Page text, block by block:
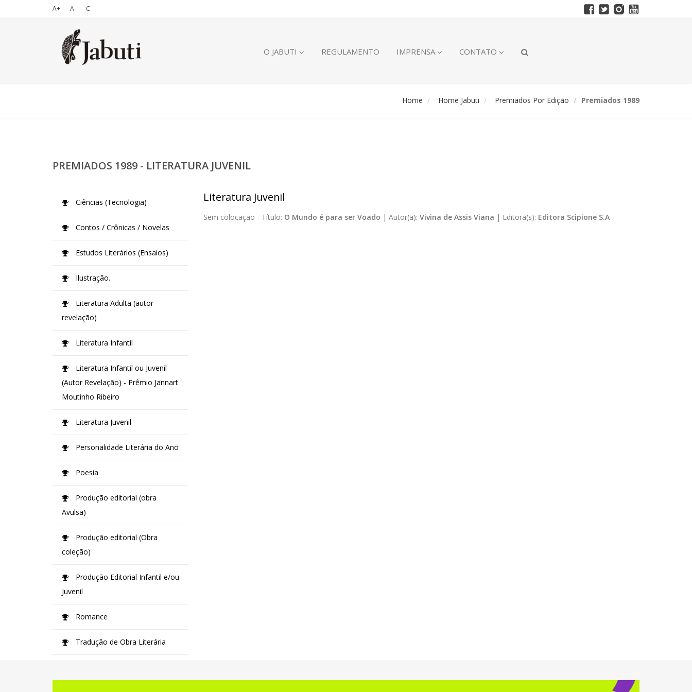
A+ A- C
O JABUTI REGULAMENTO IMPRENSA CONTATO
Home Home Jabuti Premiados Por Edição Premiados 1989
PREMIADOS 1989 - LITERATURA JUVENIL
Literatura Juvenil
Sem colocação - Título: O Mundo é para ser Voado | Autor(a): Vivina de Assis Viana | Editora(s): Editora Scipione S.A
Ciências (Tecnologia)
Contos / Crônicas / Novelas
Estudos Literários (Ensaios)
Ilustração.
Literatura Adulta (autor
revelação)
Literatura Infantil
Literatura Infantil ou Juvenil
(Autor Revelação) - Prêmio Jannart
Moutinho Ribeiro
Literatura Juvenil
Personalidade Literária do Ano
Poesia
Produção editorial (obra
Avulsa)
Produção editorial (Obra
coleção)
Produção Editorial Infantil e/ou
Juvenil
Romance
Tradução de Obra Literária